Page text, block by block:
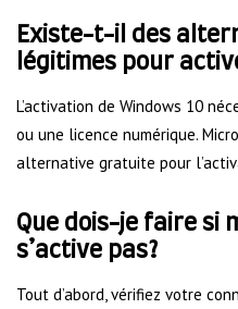
Existe-t-il des
légitimes pour
L’activation de Windows 10
ou une licence numérique.
alternative gratuite pour
Que dois-je faire si
s’active pas?
Tout d’abord, vérifiez votre